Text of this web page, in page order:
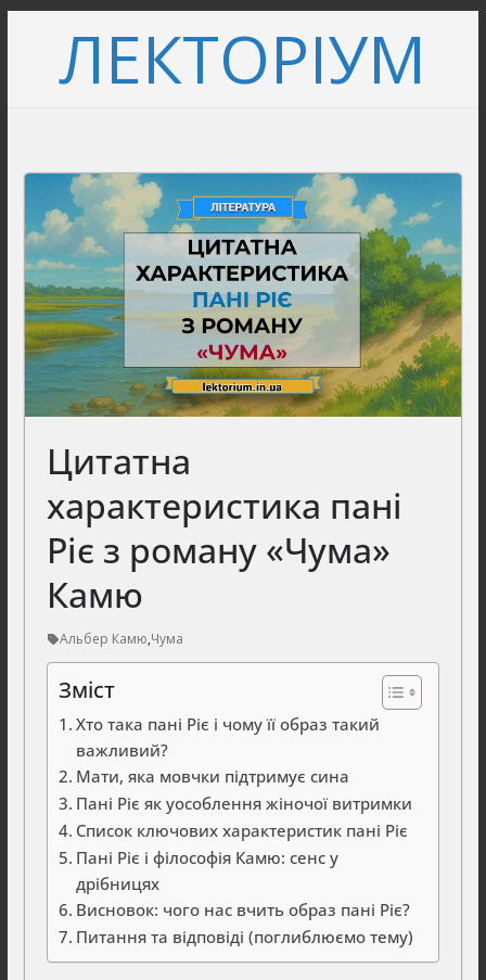
вмістуЛЕКТОРІУМ
Цитатна
характеристика пані
Ріє з роману «Чума»
Камю
Альбер Камю,Чума
Зміст
Хто така пані Ріє і чому її образ такий
важливий?
Мати, яка мовчки підтримує сина
Пані Ріє як уособлення жіночої витримки
Список ключових характеристик пані Ріє
Пані Ріє і філософія Камю: сенс у
дрібницях
Висновок: чого нас вчить образ пані Ріє?
Питання та відповіді (поглиблюємо тему)